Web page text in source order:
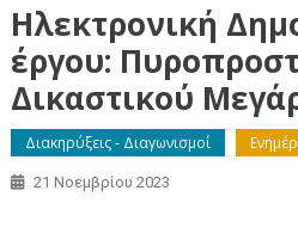
Ηλεκτρονική
έργου:
Δικαστικού
Διακηρύξεις - Διαγωνισμοί
21 Νοεμβρίου 2023